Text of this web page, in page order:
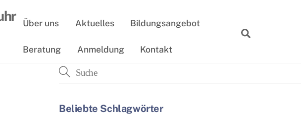
Über uns Aktuelles Bildungsangebot
Beratung Anmeldung Kontakt
Beliebte Schlagwörter